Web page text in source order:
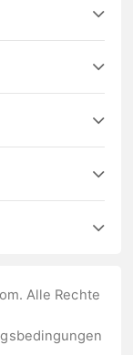
Alle Rechte